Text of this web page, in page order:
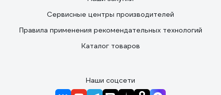
Сервисные центры производителей
Правила применения рекомендательных технологий
Каталог товаров
Наши соцсети